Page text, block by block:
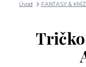
Úvod FANTASY &